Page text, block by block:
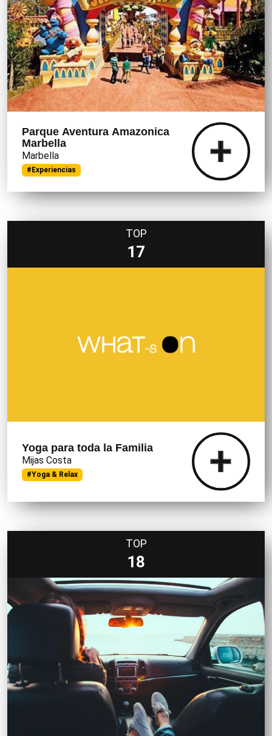
Parque Aventura Amazonica
Marbella
Marbella
#Experiencias
TOP
17
Yoga para toda la Familia
Mijas Costa
#Yoga & Relax
TOP
18